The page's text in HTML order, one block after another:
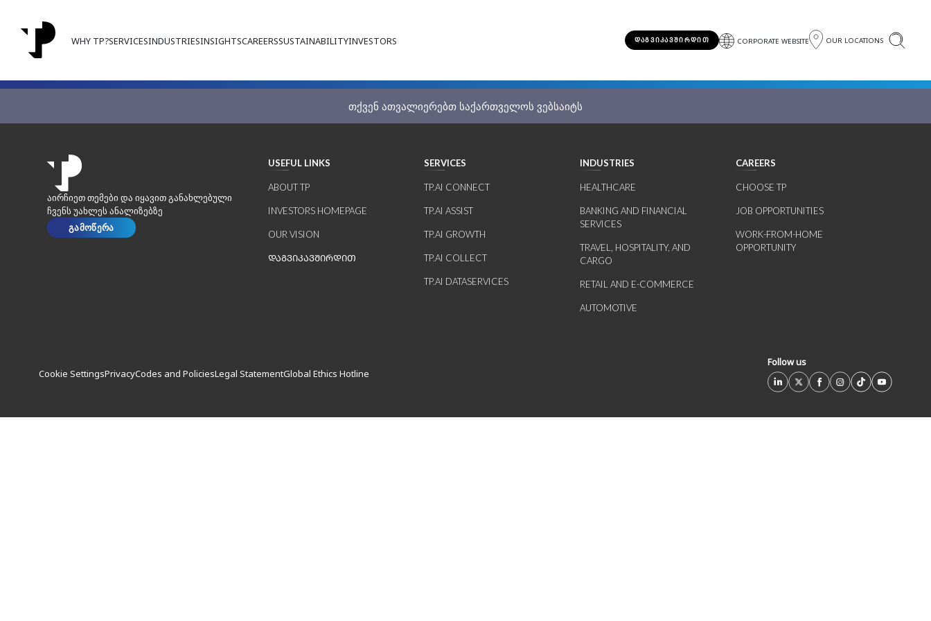
WHY TP?SERVICESINDUSTRIESINSIGHTSCAREERSSUSTAINABILITYINVESTORS ᲓᲐᲒᲕᲘᲙᲐᲕᲨᲘᲠᲓᲘᲗ CORPORATE WEBSITE OUR LOCATIONS
თქვენ ათვალიერებთ საქართველოს ვებსაიტს
აირჩიეთ თემები და იყავით განახლებული
ჩვენს უახლეს ანალიზებზე
გამოწერა
USEFUL LINKS
ABOUT TP
INVESTORS HOMEPAGE
OUR VISION
ᲓᲐᲒᲕᲘᲙᲐᲕᲨᲘᲠᲓᲘᲗ
SERVICES
TP.AI CONNECT
TP.AI ASSIST
TP.AI GROWTH
TP.AI COLLECT
TP.AI DATASERVICES
INDUSTRIES
HEALTHCARE
BANKING AND FINANCIAL
SERVICES
TRAVEL, HOSPITALITY, AND
CARGO
RETAIL AND E-COMMERCE
AUTOMOTIVE
CAREERS
CHOOSE TP
JOB OPPORTUNITIES
WORK-FROM-HOME
OPPORTUNITY
Follow us
Cookie SettingsPrivacyCodes and PoliciesLegal StatementGlobal Ethics Hotline